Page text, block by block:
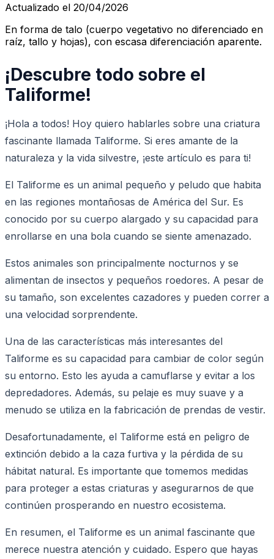
Actualizado el 20/04/2026
En forma de talo (cuerpo vegetativo no diferenciado en
raíz, tallo y hojas), con escasa diferenciación aparente.
¡Descubre todo sobre el
Taliforme!
¡Hola a todos! Hoy quiero hablarles sobre una criatura
fascinante llamada Taliforme. Si eres amante de la
naturaleza y la vida silvestre, ¡este artículo es para ti!
El Taliforme es un animal pequeño y peludo que habita
en las regiones montañosas de América del Sur. Es
conocido por su cuerpo alargado y su capacidad para
enrollarse en una bola cuando se siente amenazado.
Estos animales son principalmente nocturnos y se
alimentan de insectos y pequeños roedores. A pesar de
su tamaño, son excelentes cazadores y pueden correr a
una velocidad sorprendente.
Una de las características más interesantes del
Taliforme es su capacidad para cambiar de color según
su entorno. Esto les ayuda a camuflarse y evitar a los
depredadores. Además, su pelaje es muy suave y a
menudo se utiliza en la fabricación de prendas de vestir.
Desafortunadamente, el Taliforme está en peligro de
extinción debido a la caza furtiva y la pérdida de su
hábitat natural. Es importante que tomemos medidas
para proteger a estas criaturas y asegurarnos de que
continúen prosperando en nuestro ecosistema.
En resumen, el Taliforme es un animal fascinante que
merece nuestra atención y cuidado. Espero que hayas